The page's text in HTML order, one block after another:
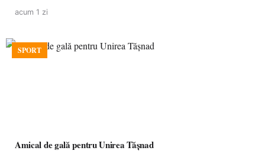
acum 1 zi
SPORT
Amical de gală pentru Unirea Tășnad